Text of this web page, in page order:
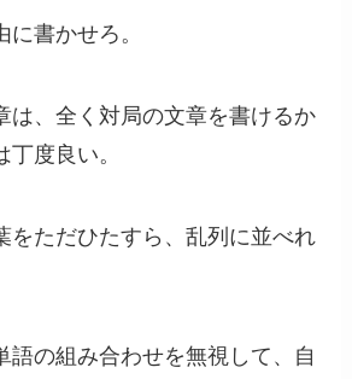
書かせろ。
は、全く対局の文章を書けるか
度良い。
をただひたすら、乱列に並べれ
語の組み合わせを無視して、自